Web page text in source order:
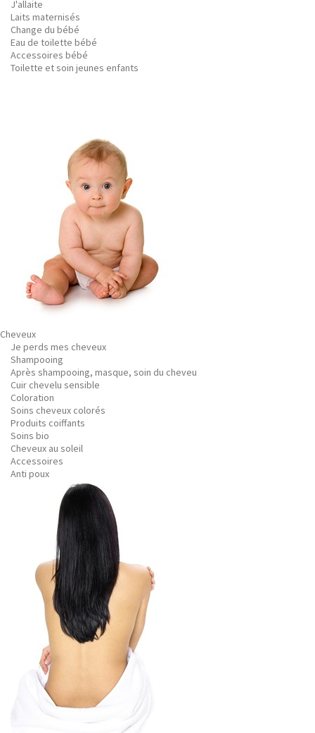
J'allaite
Laits maternisés
Change du bébé
Eau de toilette bébé
Accessoires bébé
Toilette et soin jeunes enfants
Cheveux
Je perds mes cheveux
Shampooing
Après shampooing, masque, soin du cheveu
Cuir chevelu sensible
Coloration
Soins cheveux colorés
Produits coiffants
Soins bio
Cheveux au soleil
Accessoires
Anti poux